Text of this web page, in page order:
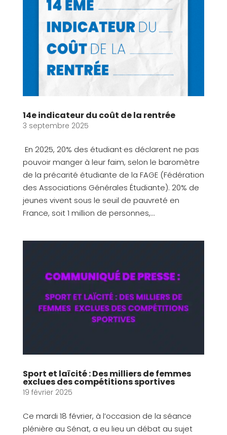
14e indicateur du coût de la rentrée
3 septembre 2025
En 2025, 20% des étudiant·es déclarent ne pas
pouvoir manger à leur faim, selon le baromètre
de la précarité étudiante de la FAGE (Fédération
des Associations Générales Étudiante). 20% de
jeunes vivent sous le seuil de pauvreté en
France, soit 1 million de personnes,...
Sport et laïcité : Des milliers de femmes
exclues des compétitions sportives
19 février 2025
Ce mardi 18 février, à l’occasion de la séance
plénière au Sénat, a eu lieu un débat au sujet